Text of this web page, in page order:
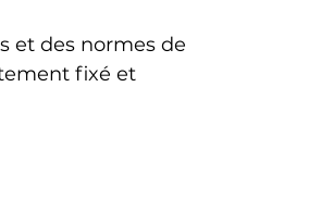
et des normes de
fixé et